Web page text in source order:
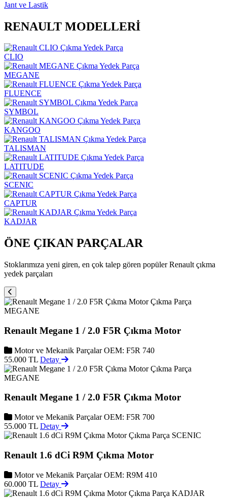
Jant ve Lastik
RENAULT MODELLERİ
CLIO
MEGANE
FLUENCE
SYMBOL
KANGOO
TALISMAN
LATITUDE
SCENIC
CAPTUR
KADJAR
ÖNE ÇIKAN PARÇALAR
Stoklarımıza yeni giren, en çok talep gören popüler Renault çıkma
yedek parçaları
MEGANE
Renault Megane 1 / 2.0 F5R Çıkma Motor
Motor ve Mekanik Parçalar OEM: F5R 740
55.000 TL Detay
MEGANE
Renault Megane 1 / 2.0 F5R Çıkma Motor
Motor ve Mekanik Parçalar OEM: F5R 700
55.000 TL Detay
SCENIC
Renault 1.6 dCi R9M Çıkma Motor
Motor ve Mekanik Parçalar OEM: R9M 410
60.000 TL Detay
KADJAR